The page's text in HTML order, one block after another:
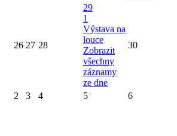
26 27 28
29
1
Výstava na
louce
Zobrazit
všechny
záznamy
ze dne
30
2 3 4 5 6